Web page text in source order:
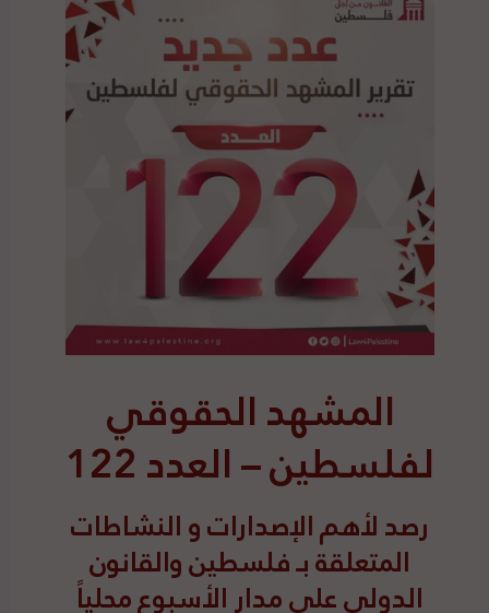
المشهد الحقوقي
لفلسطين – العدد 122
رصدلأهم الإصدارات و النشاطات
المتعلقة بـ فلسطين والقانون
الدولي على مدار الأسبوع محلياً